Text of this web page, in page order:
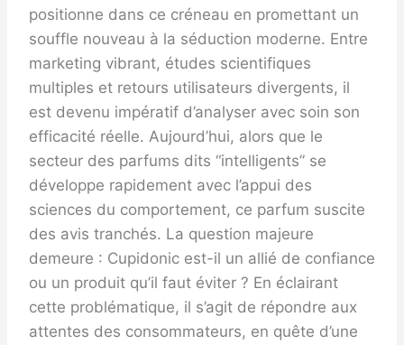
positionne dans ce créneau en promettant un
souffle nouveau à la séduction moderne. Entre
marketing vibrant, études scientifiques
multiples et retours utilisateurs divergents, il
est devenu impératif d’analyser avec soin son
efficacité réelle. Aujourd’hui, alors que le
secteur des parfums dits “intelligents” se
développe rapidement avec l’appui des
sciences du comportement, ce parfum suscite
des avis tranchés. La question majeure
demeure : Cupidonic est-il un allié de confiance
ou un produit qu’il faut éviter ? En éclairant
cette problématique, il s’agit de répondre aux
attentes des consommateurs, en quête d’une